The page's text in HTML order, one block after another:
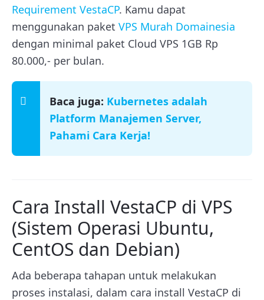
Requirement VestaCP. Kamu dapat
menggunakan paket VPS Murah Domainesia
dengan minimal paket Cloud VPS 1GB Rp
80.000,- per bulan.
Baca juga: Kubernetes adalah
Platform Manajemen Server,
Pahami Cara Kerja!
Cara Install VestaCP di VPS
(Sistem Operasi Ubuntu,
CentOS dan Debian)
Ada beberapa tahapan untuk melakukan
proses instalasi, dalam cara install VestaCP di